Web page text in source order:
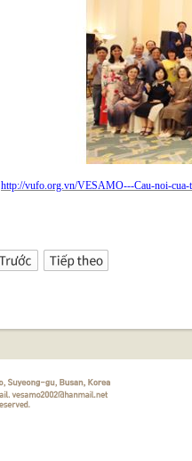
http://vufo.org.vn/VESAMO---Cau-noi-